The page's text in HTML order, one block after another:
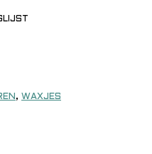
, WAXJES